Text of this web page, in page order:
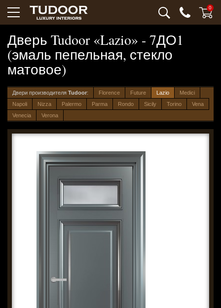
0
Дверь Tudoor «Lazio» - 7ДО1
(эмаль пепельная, стекло
матовое)
Двери производителя Tudoor: Florence Future Lazio
Medici
Napoli
Nizza Palermo Parma Rondo Sicily Torino
Vena
Venecia
Verona